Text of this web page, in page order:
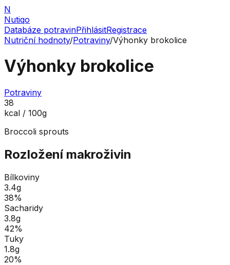
N
Nutiqo
Databáze potravinPřihlásitRegistrace
Nutriční hodnoty/Potraviny/Výhonky brokolice
Výhonky brokolice
Potraviny
38
kcal / 100g
Broccoli sprouts
Rozložení makroživin
Bílkoviny
3.4g
38%
Sacharidy
3.8g
42%
Tuky
1.8g
20%